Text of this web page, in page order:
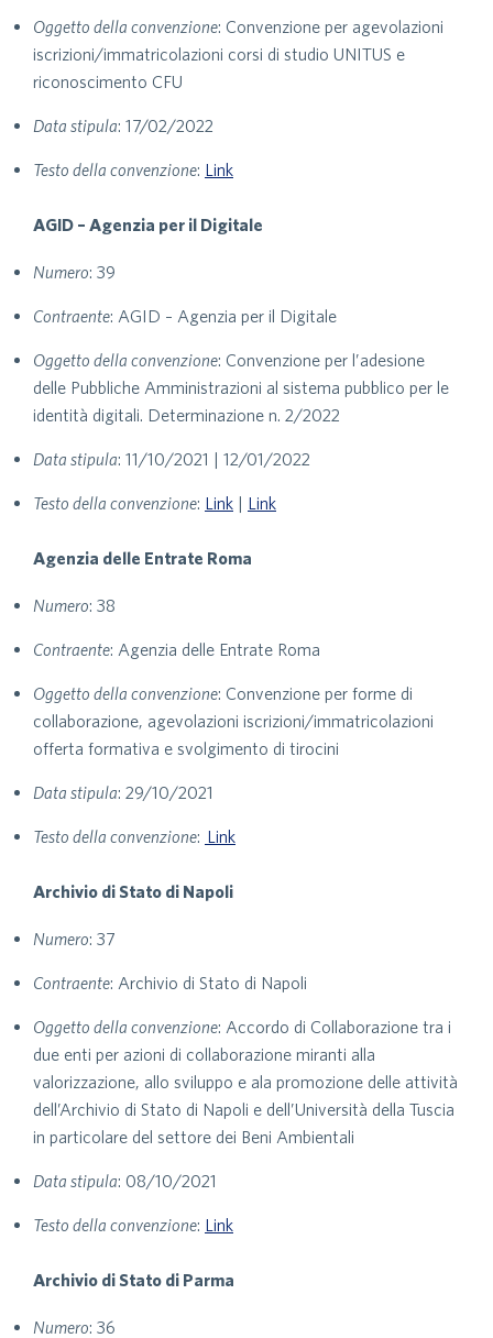
Oggetto della convenzione: Convenzione per agevolazioni
iscrizioni/immatricolazioni corsi di studio UNITUS e
riconoscimento CFU
Data stipula: 17/02/2022
Testo della convenzione: Link
AGID – Agenzia per il Digitale
Numero: 39
Contraente: AGID – Agenzia per il Digitale
Oggetto della convenzione: Convenzione per l’adesione
delle Pubbliche Amministrazioni al sistema pubblico per le
identità digitali. Determinazione n. 2/2022
Data stipula: 11/10/2021 | 12/01/2022
Testo della convenzione: Link | Link
Agenzia delle Entrate Roma
Numero: 38
Contraente: Agenzia delle Entrate Roma
Oggetto della convenzione: Convenzione per forme di
collaborazione, agevolazioni iscrizioni/immatricolazioni
offerta formativa e svolgimento di tirocini
Data stipula: 29/10/2021
Testo della convenzione: Link
Archivio di Stato di Napoli
Numero: 37
Contraente: Archivio di Stato di Napoli
Oggetto della convenzione: Accordo di Collaborazione tra i
due enti per azioni di collaborazione miranti alla
valorizzazione, allo sviluppo e ala promozione delle attività
dell’Archivio di Stato di Napoli e dell’Università della Tuscia
in particolare del settore dei Beni Ambientali
Data stipula: 08/10/2021
Testo della convenzione: Link
Archivio di Stato di Parma
Numero: 36